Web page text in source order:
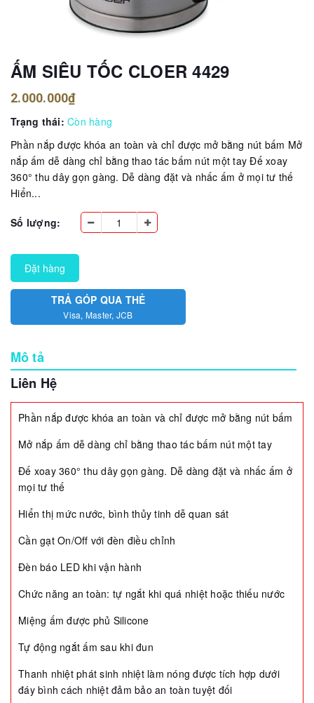
ẤM SIÊU TỐC CLOER 4429
2.000.000₫
Trạng thái: Còn hàng
Phần nắp được khóa an toàn và chỉ được mở bằng nút bấm Mở
nắp ấm dễ dàng chỉ bằng thao tác bấm nút một tay Đế xoay
360° thu dây gọn gàng. Dễ dàng đặt và nhấc ấm ở mọi tư thế
Hiển...
Số lượng:
Đặt hàng
TRẢ GÓP QUA THẺ
Visa, Master, JCB
Mô tả
Liên Hệ
Phần nắp được khóa an toàn và chỉ được mở bằng nút bấm
Mở nắp ấm dễ dàng chỉ bằng thao tác bấm nút một tay
Đế xoay 360° thu dây gọn gàng. Dễ dàng đặt và nhấc ấm ở
mọi tư thế
Hiển thị mức nước, bình thủy tinh dễ quan sát
Cần gạt On/Off với đèn điều chỉnh
Đèn báo LED khi vận hành
Chức năng an toàn: tự ngắt khi quá nhiệt hoặc thiếu nước
Miệng ấm được phủ Silicone
Tự động ngắt ấm sau khi đun
Thanh nhiệt phát sinh nhiệt làm nóng được tích hợp dưới
đáy bình cách nhiệt đảm bảo an toàn tuyệt đối